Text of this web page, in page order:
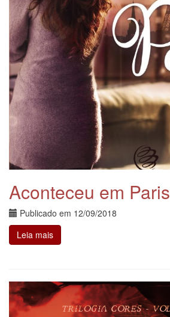
Aconteceu em Paris
Publicado em 12/09/2018
Leia mais